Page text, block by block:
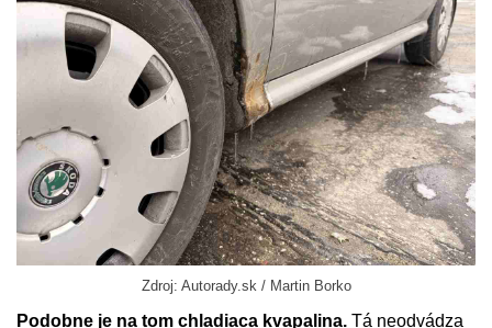
Zdroj: Autorady.sk / Martin Borko
Podobne je na tom chladiaca kvapalina. Tá neodvádza